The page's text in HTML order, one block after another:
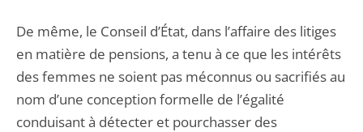
De même, le Conseil d’État, dans l’affaire des litiges
en matière de pensions, a tenu à ce que les intérêts
des femmes ne soient pas méconnus ou sacrifiés au
nom d’une conception formelle de l’égalité
conduisant à détecter et pourchasser des